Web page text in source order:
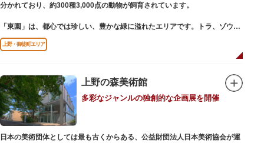
分かれており、約300種3,000点の動物が飼育されています。
「東園」は、都心では珍しい、豊かな緑に溢れたエリアです。トラ、ゾウな
どが住む森エリアや、ホッキョクグマやアザラシが住む海エリアでは、水浴
びなど迫力あるシーンが目撃できることもあります。国指定重要文化財の
一方「西園」は、蓮の名所としても知られる風光明媚な「不忍池」のほとり
に位置する区域。キリンやサイなどの人気動物をはじめ、アイアイや“動か
ない鳥”として話題のハシビロコウなどユニークな種も見られます。
子ども動物園「すてっぷ」では、小動物を間近で観察することを通じて、命
の大切さや生きものの魅力が学べる体験プログラムが実施されています。
上野・御徒町エリア
上野の森美術館
多彩なジャンルの独創的な企画展を開催
日本の美術団体としては最も古くからある、公益財団法人日本美術協会が運